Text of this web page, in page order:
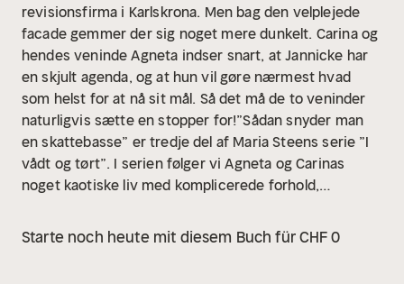
revisionsfirma i Karlskrona. Men bag den velplejede
facade gemmer der sig noget mere dunkelt. Carina og
hendes veninde Agneta indser snart, at Jannicke har
en skjult agenda, og at hun vil gøre nærmest hvad
som helst for at nå sit mål. Så det må de to veninder
naturligvis sætte en stopper for!”Sådan snyder man
en skattebasse” er tredje del af Maria Steens serie ”I
vådt og tørt”. I serien følger vi Agneta og Carinas
noget kaotiske liv med komplicerede forhold,
misforståelser. Men takket være deres stærke
Starte noch heute mit diesem Buch für CHF 0